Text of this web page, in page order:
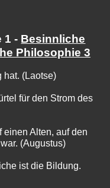
1 - Besinnliche
Philosophie 3
hat. (Laotse)
für den Strom des
einen Alten, auf den
(Augustus)
ist die Bildung.